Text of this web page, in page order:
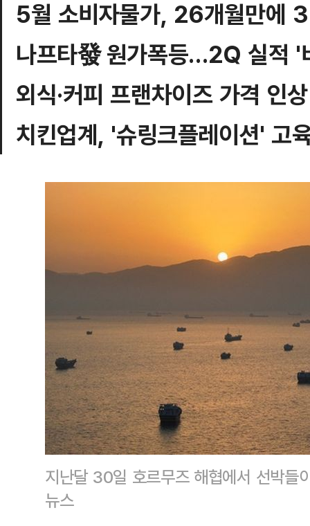
5월 소비자물가, 26개월만에
나프타發 원가폭등…2Q 실적 '
외식·커피 프랜차이즈 가격 인
치킨업계, '슈링크플레이션' 고
지난달 30일 호르무즈 해협에서 선박
뉴스